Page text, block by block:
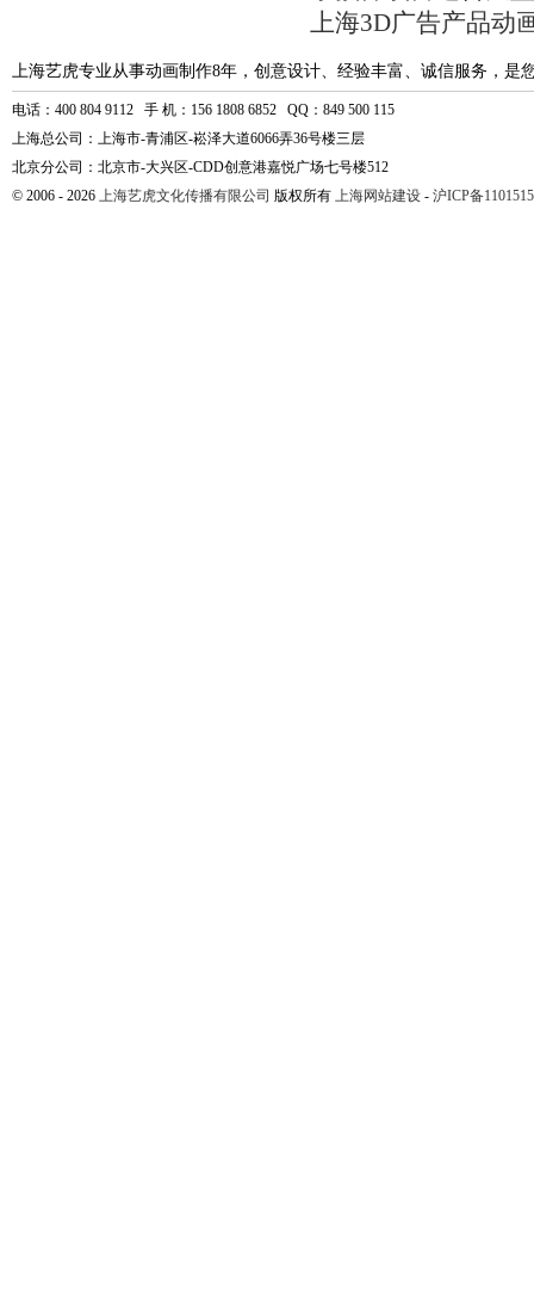
上海3D广告产品动
上海艺虎专业从事动画制作8年，创意设计、经验丰富、诚信服务，是
电话：400 804 9112 手 机：156 1808 6852 QQ：849 500 115
上海总公司：上海市-青浦区-崧泽大道6066弄36号楼三层
北京分公司：北京市-大兴区-CDD创意港嘉悦广场七号楼512
© 2006 - 2026 上海艺虎文化传播有限公司 版权所有 上海网站建设 - 沪ICP备